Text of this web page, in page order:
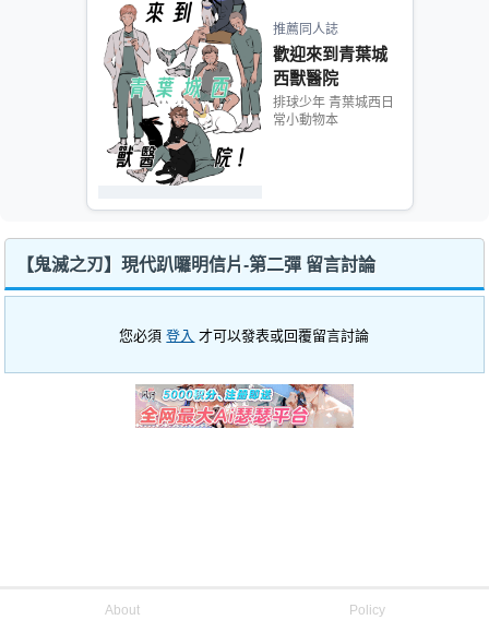
推薦同人誌
歡迎來到青葉城
西獸醫院
排球少年 青葉城西日
常小動物本
【鬼滅之刃】現代趴囉明信片-第二彈 留言討論
您必須登入 才可以發表或回覆留言討論
About Policy